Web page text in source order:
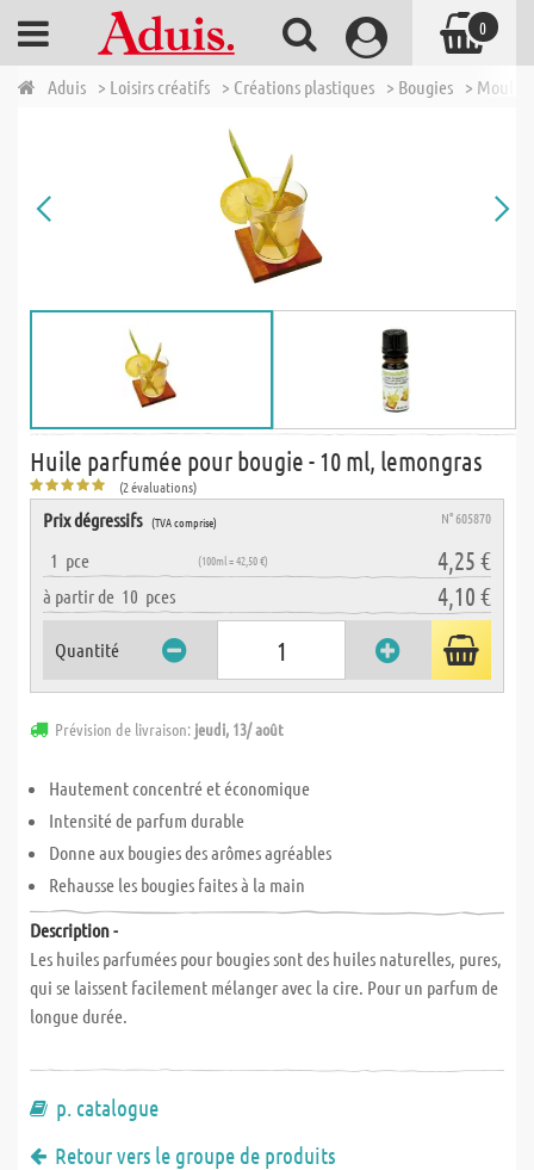
Aduis > Loisirs créatifs > Créations plastiques > Bougies >
Huile parfumée pour bougie - 10 ml, lemongras
(2 évaluations)
Prix dégressifs (TVA comprise) N° 605870
1 pce (100ml = 42,50 €) 4,25 €
à partir de 10 pces 4,10 €
Quantité
Prévision de livraison: jeudi, 13/ août
Hautement concentré et économique
Intensité de parfum durable
Donne aux bougies des arômes agréables
Rehausse les bougies faites à la main
Description -
Les huiles parfumées pour bougies sont des huiles naturelles, pures,
qui se laissent facilement mélanger avec la cire. Pour un parfum de
longue durée.
p. catalogue
Retour vers le groupe de produits
0